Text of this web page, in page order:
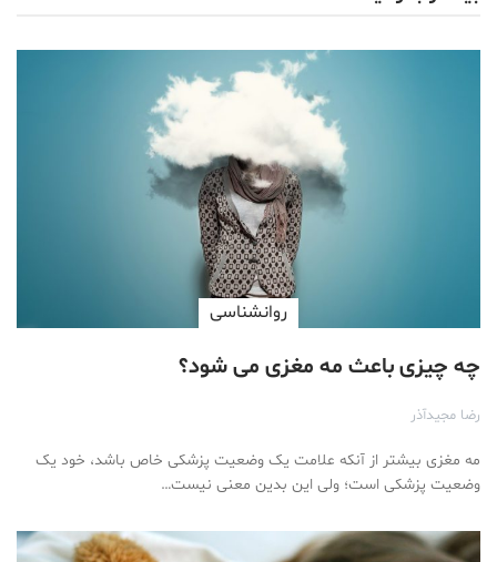
روانشناسی
چه چیزی باعث مه مغزی می شود؟
رضا مجیدآذر
مه مغزی بیشتر از آنکه علامت یک وضعیت پزشکی خاص باشد، خود یک
وضعیت پزشکی است؛ ولی این بدین معنی نیست…